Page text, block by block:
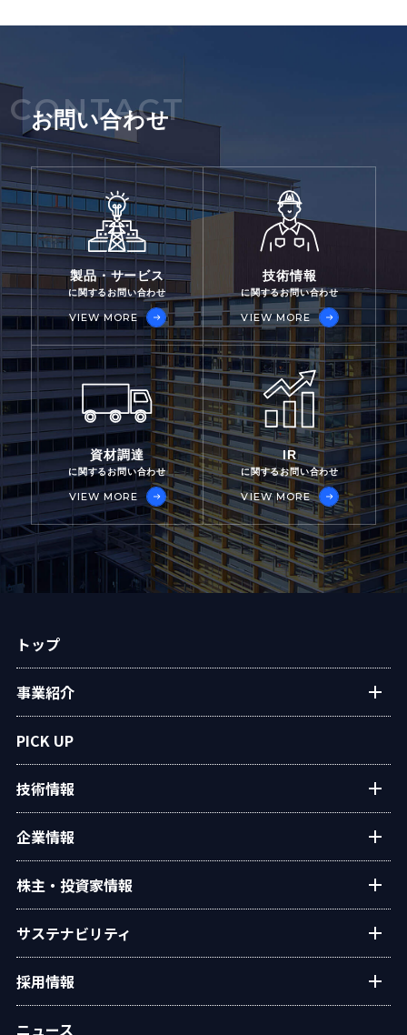
CONTACT
お問い合わせ
製品・サービス
に関するお問い合わせ
VIEW MORE
技術情報
に関するお問い合わせ
VIEW MORE
資材調達
に関するお問い合わせ
VIEW MORE
IR
に関するお問い合わせ
VIEW MORE
トップ
事業紹介
アフターサービス
民生熱エネルギー
設備・システム
PICK UP
技術情報
タクマの技術紹介
タクマ技報
学会発表
企業情報
ご挨拶
経営理念
会社概要
沿革
役員一覧
組織図
株主・投資家情報
個人投資家の皆様へ
経営方針・戦略
業績・財務
IRライブラリー
サステナビリティ
トップコミットメント
タクマのサステナビリティ
ESGデータ
採用情報
ニュース